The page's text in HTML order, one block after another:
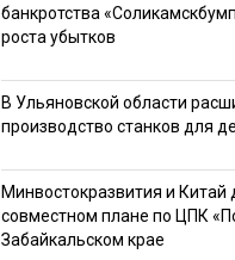
банкротства
роста убытков
В Ульяновской области
производство станков для
Минвостокразвития и Китай
совместном плане по ЦПК
Забайкальском крае